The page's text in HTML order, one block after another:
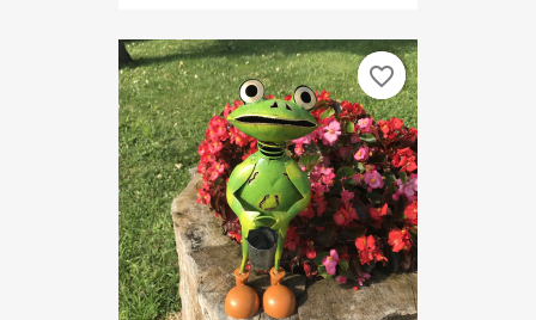
favorite_border
favorite_border